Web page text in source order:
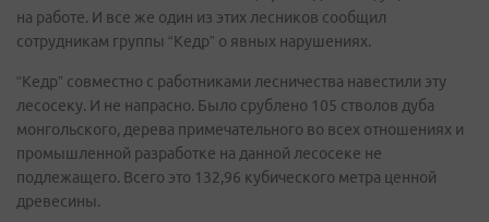
на работе. И все же один из этих лесников сообщил
сотрудникам группы “Кедр” о явных нарушениях.
“Кедр” совместно с работниками лесничества навестили эту
лесосеку. И не напрасно. Было срублено 105 стволов дуба
монгольского, дерева примечательного во всех отношениях и
промышленной разработке на данной лесосеке не
подлежащего. Всего это 132,96 кубического метра ценной
древесины.